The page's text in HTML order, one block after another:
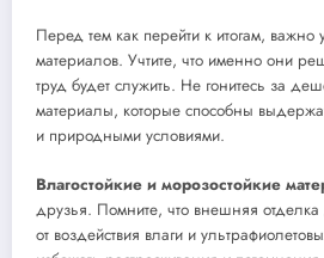
Перед тем как перейти к итогам, важно
материалов. Учтите, что именно они
труд будет служить. Не гонитесь за
материалы, которые способны
и природными условиями.
Влагостойкие и морозостойкие
друзья. Помните, что внешняя
от воздействия влаги и